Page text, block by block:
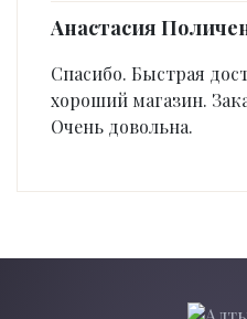
Анастасия
Спасибо. Быстрая
хороший магазин.
Очень довольна.